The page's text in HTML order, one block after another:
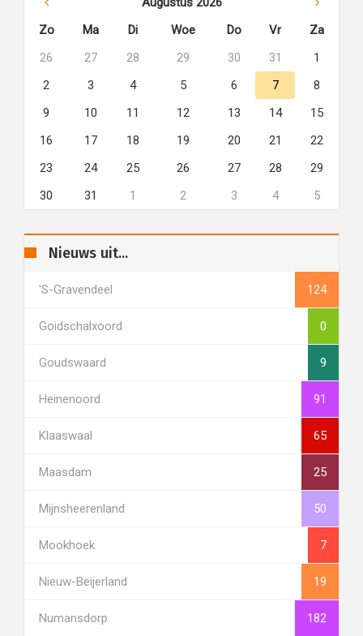
Zo
Ma Di Woe Do Vr
Za
26
27 28 29 30 31
1
2
3 4 5 6 7
8
9
10 11 12 13 14
15
16
17 18 19 20 21
22
23
24 25 26 27 28
29
30
31 1 2 3 4 5
Nieuws uit...
's-Gravendeel 124
Goidschalxoord 0
Goudswaard 9
Heinenoord 91
Klaaswaal 65
Maasdam 25
Mijnsheerenland 50
Mookhoek 7
Nieuw-Beijerland 19
Numansdorp 182